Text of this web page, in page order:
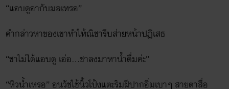
“แอบดูอากับมลเหรอ”
คำกล่าวหาของเขาทำให้ณิชารีบส่ายหน้าปฏิเสธ
“ชาไม่ได้แอบดู เอ่อ...ชาลงมาหาน้ำดื่มค่ะ”
“หิวน้ำเหรอ” อนวัชใช้นิ้วโป้งแตะริมฝีปากอิ่มเบาๆ สายตาสื่อ